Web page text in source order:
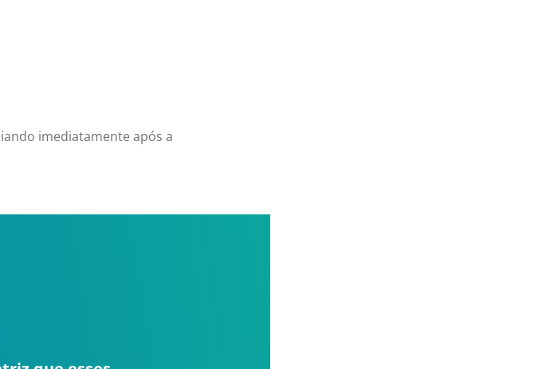
imediatamente após a